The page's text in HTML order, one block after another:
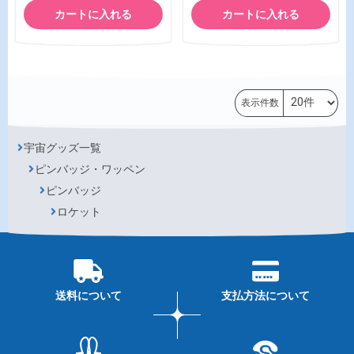
カートに入れる カートに入れる
表示件数
宇宙グッズ一覧
ピンバッジ・ワッペン
ピンバッジ
ロケット
送料について 支払方法について